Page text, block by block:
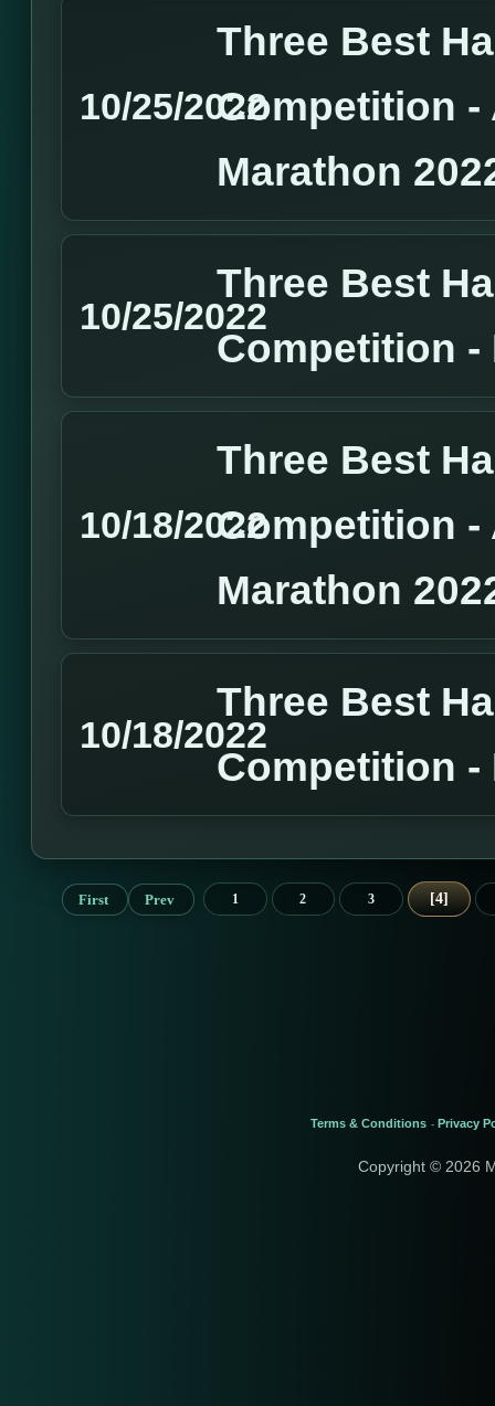
10/25/2022
Three Best
Competition -
Marathon
10/25/2022
Three Best
Competition -
10/18/2022
Three Best
Competition -
Marathon
10/18/2022
Three Best
Competition -
First Prev 1 2 3 4
Terms & Conditions - Privacy
Copyright © 2026